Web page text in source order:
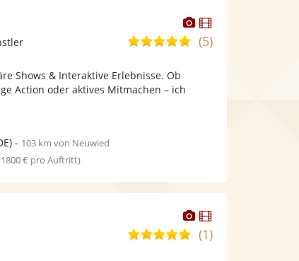
Dieser
Künstler
stellt
Dieser
Künstler
5,0(5)
Shows & Interaktive Erlebnisse. Ob
Action oder aktives Mitmachen – ich
- 103 km von Neuwied
1800 € pro Auftritt)
Dieser
Künstler
stellt
Dieser
Künstler
5,0(1)